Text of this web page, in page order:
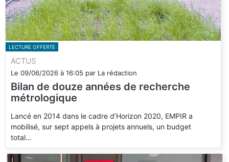
LECTURE OFFERTE
ACTUS
Le 09/06/2026 à 16:05 par La rédaction
Bilan de douze années de recherche
métrologique
Lancé en 2014 dans le cadre d’Horizon 2020, EMPIR a
mobilisé, sur sept appels à projets annuels, un budget
total…